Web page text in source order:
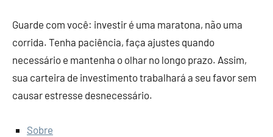
Guarde com você: investir é uma maratona, não uma
corrida. Tenha paciência, faça ajustes quando
necessário e mantenha o olhar no longo prazo. Assim,
sua carteira de investimento trabalhará a seu favor sem
causar estresse desnecessário.
Sobre